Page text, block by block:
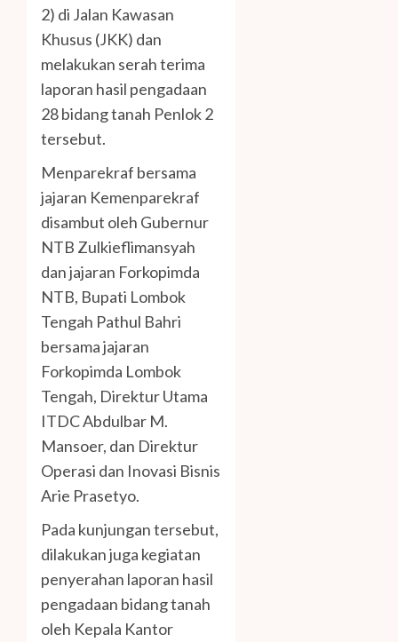
2) di Jalan Kawasan
Khusus (JKK) dan
melakukan serah terima
laporan hasil pengadaan
28 bidang tanah Penlok 2
tersebut.
Menparekraf bersama
jajaran Kemenparekraf
disambut oleh Gubernur
NTB Zulkieflimansyah
dan jajaran Forkopimda
NTB, Bupati Lombok
Tengah Pathul Bahri
bersama jajaran
Forkopimda Lombok
Tengah, Direktur Utama
ITDC Abdulbar M.
Mansoer, dan Direktur
Operasi dan Inovasi Bisnis
Arie Prasetyo.
Pada kunjungan tersebut,
dilakukan juga kegiatan
penyerahan laporan hasil
pengadaan bidang tanah
oleh Kepala Kantor